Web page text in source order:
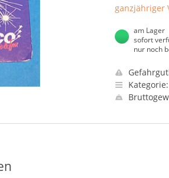
ganzjähriger
am Lager
sofort
nur noch